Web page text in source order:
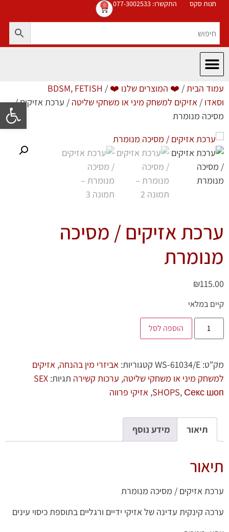
פתח
חנות סקס התקשרו: 077-3002533 0
עמוד הבית/ ❤️ המוצרים שלנו ❤️ /
BDSM, FETISH
וסאדו / אזיקים למשחק מיני או משחקי שליטה / ערכת אזיקים /
מסיכה מנומרת
ערכת אזיקים / מסיכה
מנומרת
₪115.00
קיים במלאי
הוספה לסל
מק"ט: WS-61034/E קטגוריות: אביזרי מין בהנחה, אזיקים
למשחק מיני או משחקי שליטה, ערכות קשירה תגיות: SEX
SHOPS, Секс шоп
, אזיקי פרווה
תיאור מידע נוסף
תיאור
ערכת אזיקים / מסיכה מנומרת
ערכה קינקית עדינה של אזיקי ידיים ורגליים בתוספת כיסוי עינים